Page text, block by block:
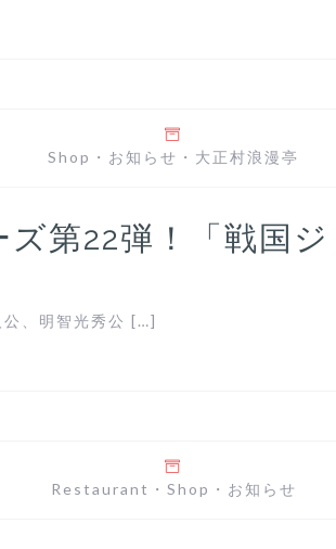
Shop ・ お知らせ ・ 大正村浪漫亭
第22弾！「戦国ジ
公、明智光秀公 […]
Restaurant ・ Shop ・ お知らせ